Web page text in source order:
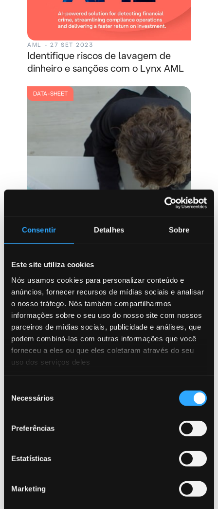
Consentir Detalhes Sobre
Este site utiliza cookies
Nós usamos cookies para personalizar conteúdo e
anúncios, fornecer recursos de mídias sociais e analisar
o nosso tráfego. Nós também compartilharmos
informações sobre o seu uso do nosso site com nossos
parceiros de mídias sociais, publicidade e análises, que
podem combiná-las com outras informações que você
forneceu a eles ou que eles coletaram através do seu
uso dos serviços deles
Necessários
Preferências
Estatísticas
Marketing
AML - 27 SET 2023
Identifique riscos de lavagem de
dinheiro e sanções com o Lynx AML
DATA-SHEET
EMPRESA - 27 SET 2023
Por que escolher a Lynx?
DATA-SHEET
eletrônicos autorizados (APP)